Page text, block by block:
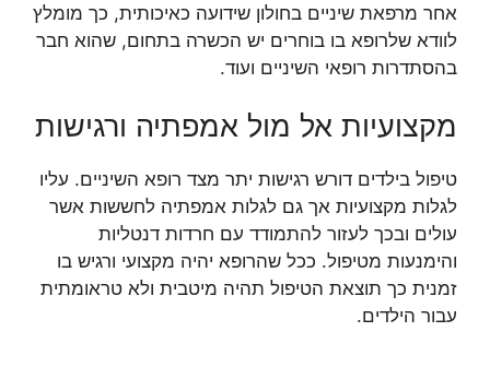
אחר מרפאת שיניים בחולון שידועה כאיכותית, כך מומלץ
לוודא שלרופא בו בוחרים יש הכשרה בתחום, שהוא חבר
בהסתדרות רופאי השיניים ועוד.
מקצועיות אל מול אמפתיה ורגישות
טיפול בילדים דורש רגישות יתר מצד רופא השיניים. עליו
לגלות מקצועיות אך גם לגלות אמפתיה לחששות אשר
עולים ובכך לעזור להתמודד עם חרדות דנטליות
והימנעות מטיפול. ככל שהרופא יהיה מקצועי ורגיש בו
זמנית כך תוצאת הטיפול תהיה מיטבית ולא טראומתית
עבור הילדים.